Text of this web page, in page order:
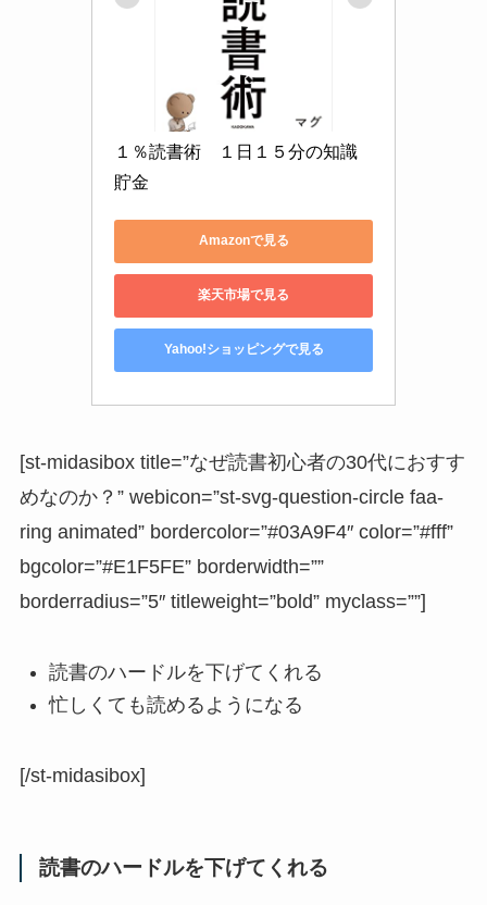
１％読書術　１日１５分の知識
貯金
Amazonで見る
楽天市場で見る
Yahoo!ショッピングで見る
[st-midasibox title=”なぜ読書初心者の30代におすす
めなのか？” webicon=”st-svg-question-circle faa-
ring animated” bordercolor=”#03A9F4″ color=”#fff”
bgcolor=”#E1F5FE” borderwidth=””
borderradius=”5″ titleweight=”bold” myclass=””]
読書のハードルを下げてくれる
忙しくても読めるようになる
[/st-midasibox]
読書のハードルを下げてくれる